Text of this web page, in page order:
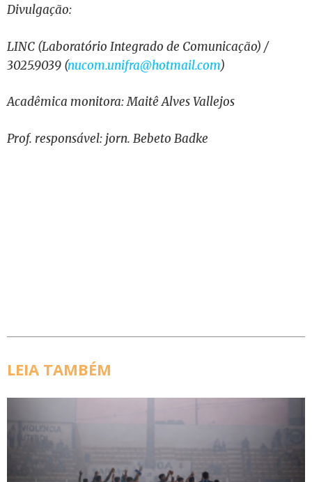
Divulgação:
LINC (Laboratório Integrado de Comunicação) /
3025.9039 (nucom.unifra@hotmail.com)
Acadêmica monitora: Maitê Alves Vallejos
Prof. responsável: jorn. Bebeto Badke
LEIA TAMBÉM